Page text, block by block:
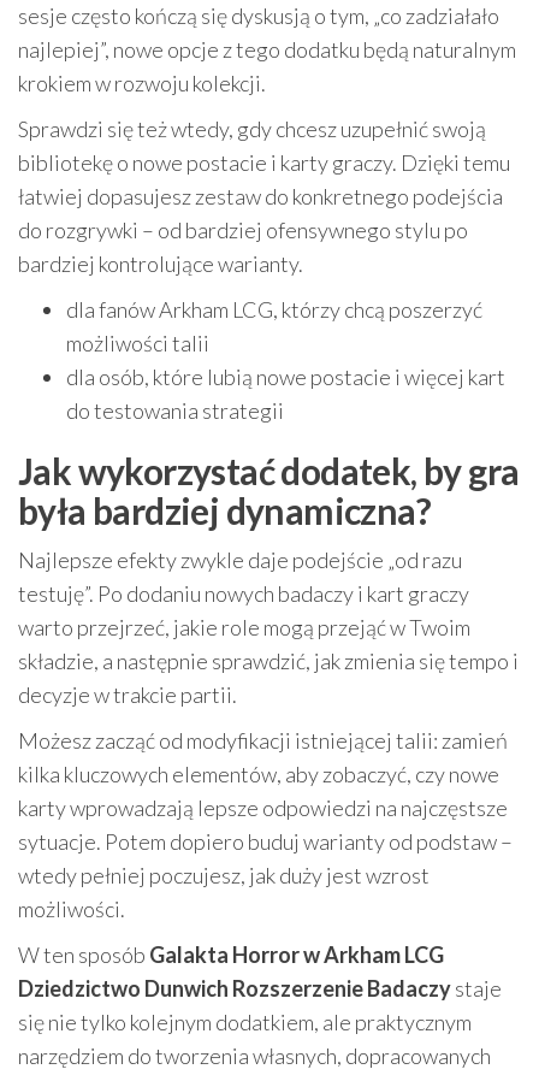
sesje często kończą się dyskusją o tym, „co zadziałało
najlepiej”, nowe opcje z tego dodatku będą naturalnym
krokiem w rozwoju kolekcji.
Sprawdzi się też wtedy, gdy chcesz uzupełnić swoją
bibliotekę o nowe postacie i karty graczy. Dzięki temu
łatwiej dopasujesz zestaw do konkretnego podejścia
do rozgrywki – od bardziej ofensywnego stylu po
bardziej kontrolujące warianty.
dla fanów Arkham LCG, którzy chcą poszerzyć
możliwości talii
dla osób, które lubią nowe postacie i więcej kart
do testowania strategii
Jak wykorzystać dodatek, by gra
była bardziej dynamiczna?
Najlepsze efekty zwykle daje podejście „od razu
testuję”. Po dodaniu nowych badaczy i kart graczy
warto przejrzeć, jakie role mogą przejąć w Twoim
składzie, a następnie sprawdzić, jak zmienia się tempo i
decyzje w trakcie partii.
Możesz zacząć od modyfikacji istniejącej talii: zamień
kilka kluczowych elementów, aby zobaczyć, czy nowe
karty wprowadzają lepsze odpowiedzi na najczęstsze
sytuacje. Potem dopiero buduj warianty od podstaw –
wtedy pełniej poczujesz, jak duży jest wzrost
możliwości.
W ten sposób Galakta Horror w Arkham LCG
Dziedzictwo Dunwich Rozszerzenie Badaczystaje
się nie tylko kolejnym dodatkiem, ale praktycznym
narzędziem do tworzenia własnych, dopracowanych